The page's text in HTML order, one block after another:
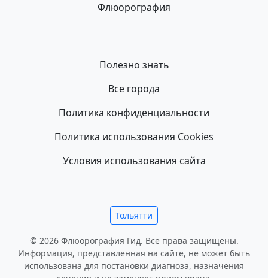
Флюорография
Полезно знать
Все города
Политика конфиденциальности
Политика использования Cookies
Условия использования сайта
Тольятти
© 2026 Флюорография Гид. Все права защищены.
Информация, представленная на сайте, не может быть
использована для постановки диагноза, назначения